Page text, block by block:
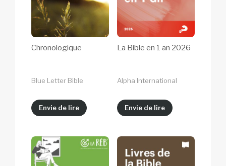
Chronologique
Blue Letter Bible
Envie de lire
La Bible en 1 an 2026
Alpha International
Envie de lire